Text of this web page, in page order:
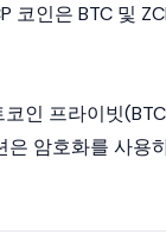
코인은 BTC 및
인 프라이빗
암호화를 사용